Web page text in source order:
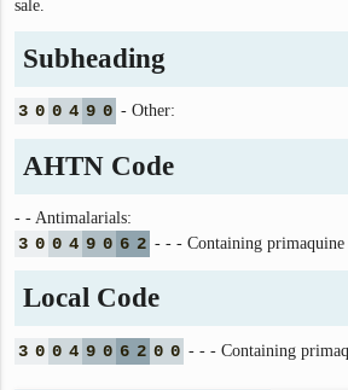
sale.
Subheading
3 0 0 4 9 0 - Other:
AHTN Code
- - Antimalarials:
3 0 0 4 9 0 6 2 - - - Containing primaquine
Local Code
3 0 0 4 9 0 6 2 0 0 - - - Containing